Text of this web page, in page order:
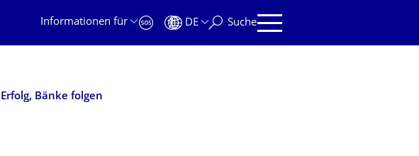
Informationen für
DE Suche
Bänke folgen